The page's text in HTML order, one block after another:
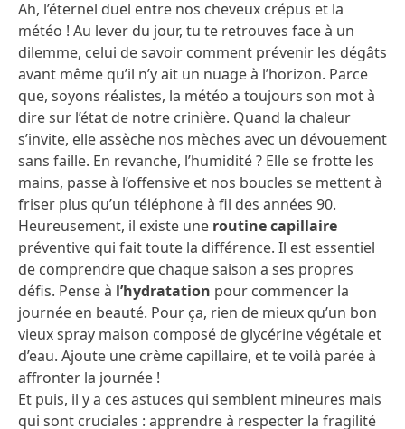
Ah, l’éternel duel entre nos cheveux crépus et la
météo ! Au lever du jour, tu te retrouves face à un
dilemme, celui de savoir comment prévenir les dégâts
avant même qu’il n’y ait un nuage à l’horizon. Parce
que, soyons réalistes, la météo a toujours son mot à
dire sur l’état de notre crinière. Quand la chaleur
s’invite, elle assèche nos mèches avec un dévouement
sans faille. En revanche, l’humidité ? Elle se frotte les
mains, passe à l’offensive et nos boucles se mettent à
friser plus qu’un téléphone à fil des années 90.
Heureusement, il existe une routine capillaire
préventive qui fait toute la différence. Il est essentiel
de comprendre que chaque saison a ses propres
défis. Pense à l’hydratation pour commencer la
journée en beauté. Pour ça, rien de mieux qu’un bon
vieux spray maison composé de glycérine végétale et
d’eau. Ajoute une crème capillaire, et te voilà parée à
affronter la journée !
Et puis, il y a ces astuces qui semblent mineures mais
qui sont cruciales : apprendre à respecter la fragilité